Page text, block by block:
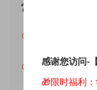
常见问题
提示下载完
感谢您访问-
🎁限时福利